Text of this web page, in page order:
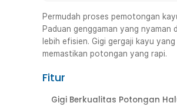
Toko
Toko
Pick n Go
Permudah proses pemotongan
Paduan genggaman yang
lebih efisien. Gigi gergaji kayu
memastikan potongan yang rapi.
Fitur
Gigi Berkualitas Potongan